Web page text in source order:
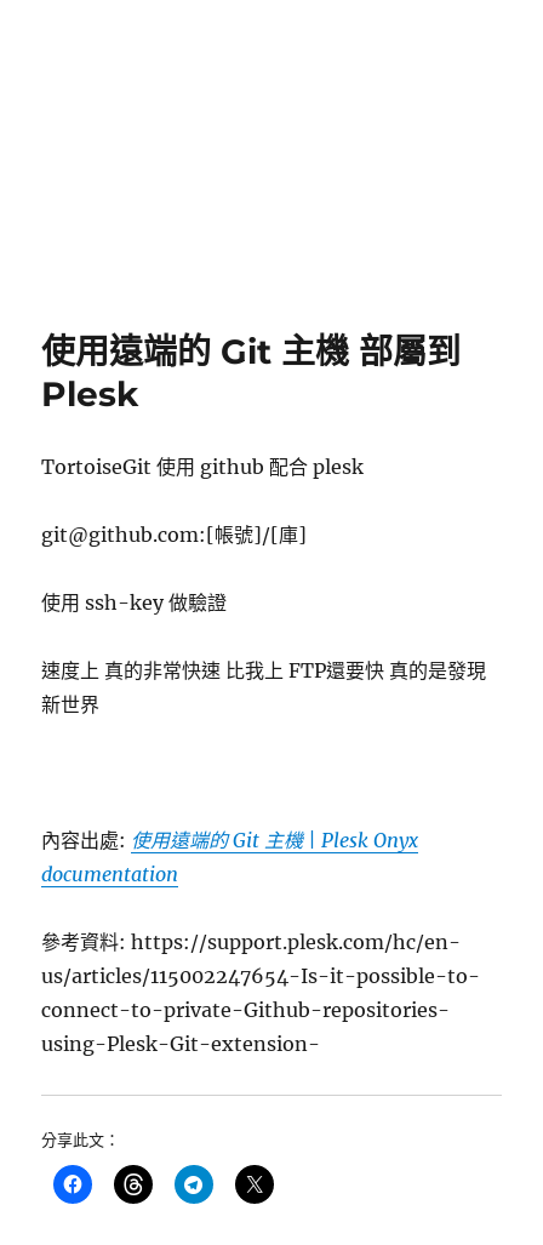
使用遠端的 Git 主機 部屬到
Plesk
TortoiseGit 使用 github 配合 plesk
git@github.com:[帳號]/[庫]
使用 ssh-key 做驗證
速度上 真的非常快速 比我上 FTP還要快 真的是發現
新世界
內容出處: 使用遠端的 Git 主機 | Plesk Onyx
documentation
參考資料: https://support.plesk.com/hc/en-
us/articles/115002247654-Is-it-possible-to-
connect-to-private-Github-repositories-
using-Plesk-Git-extension-
分享此文：